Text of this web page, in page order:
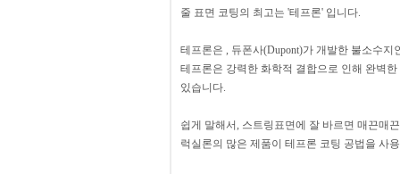
줄 표면 코팅의 최고는 '테프론' 입니다.
테프론은 , 듀폰사(Dupont)가 개발한 불소수지
테프론은 강력한 화학적 결합으로 인해 완벽
있습니다.
쉽게 말해서, 스트링표면에 잘 바르면 매끈매
럭실론의 많은 제품이 테프론 코팅 공법을 사